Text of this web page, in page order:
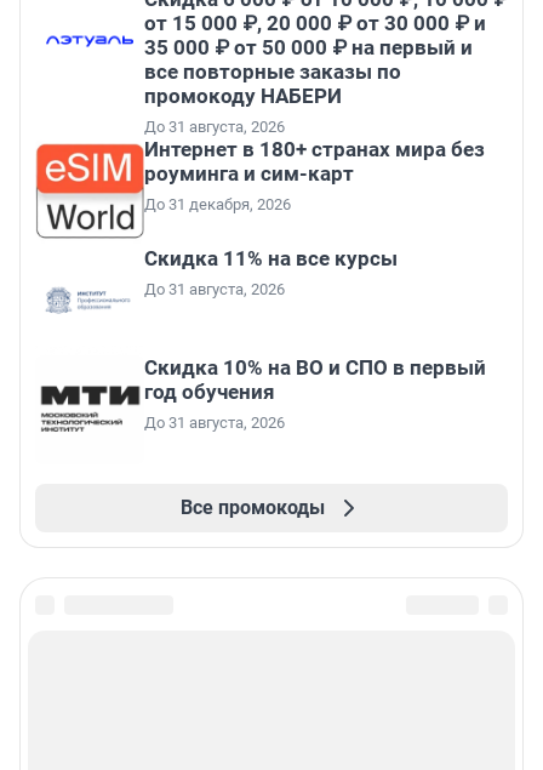
от 15 000 ₽, 20 000 ₽ от 30 000 ₽ и
35 000 ₽ от 50 000 ₽ на первый и
все повторные заказы по
промокоду НАБЕРИ
До 31 августа, 2026
Интернет в 180+ странах мира без
роуминга и сим-карт
До 31 декабря, 2026
Скидка 11% на все курсы
До 31 августа, 2026
Скидка 10% на ВО и СПО в первый
год обучения
До 31 августа, 2026
Все промокоды